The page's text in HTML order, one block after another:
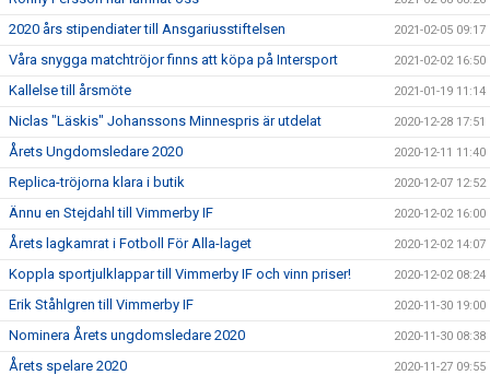
2020 års stipendiater till Ansgariusstiftelsen 2021-02-05 09:17
Våra snygga matchtröjor finns att köpa på Intersport 2021-02-02 16:50
Kallelse till årsmöte 2021-01-19 11:14
Niclas "Läskis" Johanssons Minnespris är utdelat 2020-12-28 17:51
Årets Ungdomsledare 2020 2020-12-11 11:40
Replica-tröjorna klara i butik 2020-12-07 12:52
Ännu en Stejdahl till Vimmerby IF 2020-12-02 16:00
Årets lagkamrat i Fotboll För Alla-laget 2020-12-02 14:07
Koppla sportjulklappar till Vimmerby IF och vinn priser! 2020-12-02 08:24
Erik Ståhlgren till Vimmerby IF 2020-11-30 19:00
Nominera Årets ungdomsledare 2020 2020-11-30 08:38
Årets spelare 2020 2020-11-27 09:55